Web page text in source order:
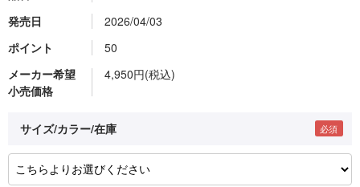
発売日
2026/04/03
ポイント
50
メーカー希望
小売価格
4,950円(税込)
サイズ/カラー/在庫